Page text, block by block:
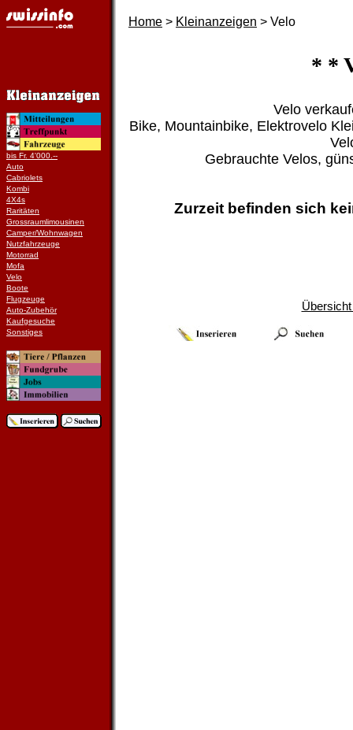
bis Fr. 4'000.--
Auto
Cabriolets
Kombi
4X4s
Raritäten
Grossraumlimousinen
Camper/Wohnwagen
Nutzfahrzeuge
Motorrad
Mofa
Velo
Boote
Flugzeuge
Auto-Zubehör
Kaufgesuche
Sonstiges
Home > Kleinanzeigen > Velo
* *
Velo
Bike, Mountainbike, Elektrovelo
Gebrauchte Velos,
Zurzeit befinden sich